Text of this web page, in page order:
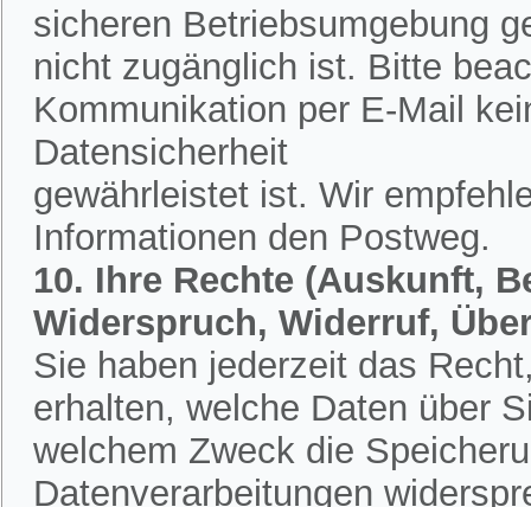
sicheren Betriebsumgebung
nicht zugänglich ist. Bitte
Kommunikation per E-Mail
Datensicherheit
gewährleistet ist. Wir
Informationen den Postweg.
10. Ihre Rechte (Auskunft,
Widerspruch, Widerruf,
Sie haben jederzeit das
erhalten, welche Daten über
welchem Zweck die
Datenverarbeitungen